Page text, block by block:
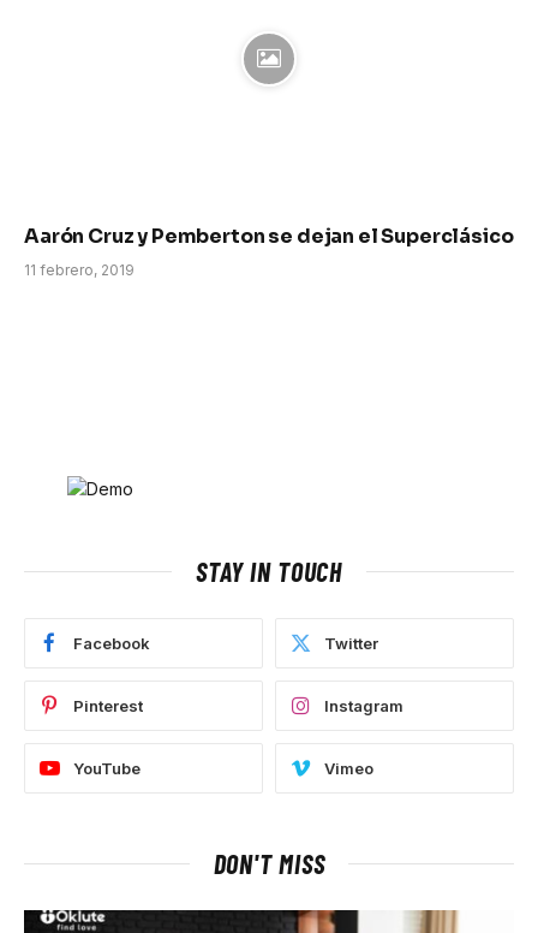
Aarón Cruz y Pemberton se dejan el Superclásico
11 febrero, 2019
STAY IN TOUCH
Facebook Twitter
Pinterest Instagram
YouTube Vimeo
DON'T MISS